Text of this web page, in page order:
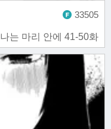
나는 마리 안에 41-50화
33505